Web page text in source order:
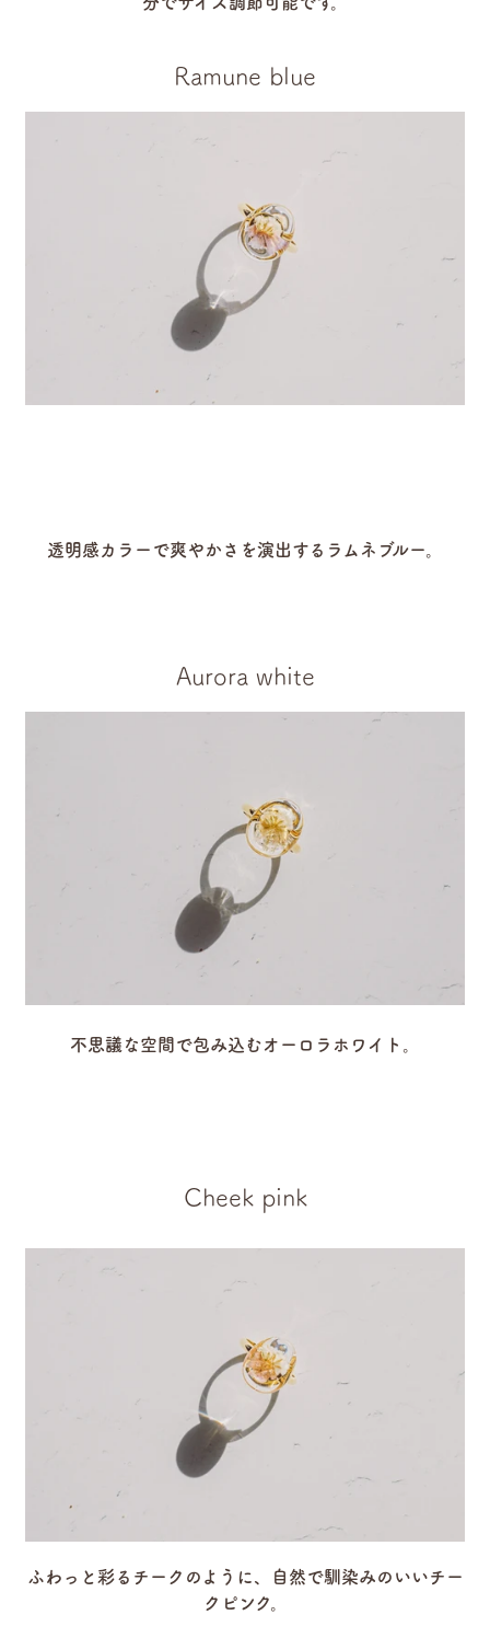
Ramune blue
透明感カラーで爽やかさを演出するラムネブルー。
Aurora white
不思議な空間で包み込むオーロラホワイト。
Cheek pink
ふわっと彩るチークのように、自然で馴染みのいいチー
クピンク。